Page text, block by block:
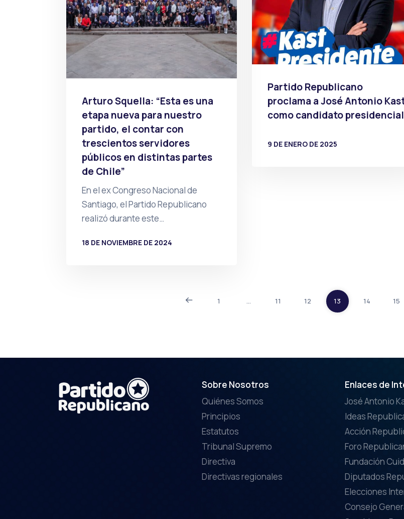
Partido Republicano
proclama a José Antonio
como candidato presidencial
9 DE ENERO DE 2025
Arturo Squella: “Esta es una
etapa nueva para nuestro
partido, el contar con
trescientos servidores
públicos en distintas partes
de Chile”
En el ex Congreso Nacional de
Santiago, el Partido Republicano
realizó durante este…
18 DE NOVIEMBRE DE 2024
1 … 11 12 13 14 15
Sobre Nosotros
Quiénes Somos
Principios
Estatutos
Tribunal Supremo
Directiva
Directivas regionales
Enlaces de
José Antonio
Ideas
Acción
Foro
Fundación
Diputados
Elecciones
Consejo